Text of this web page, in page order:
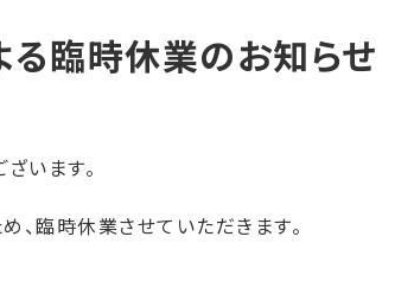
る臨時休業のお知らせ
います。
臨時休業させていただきます。